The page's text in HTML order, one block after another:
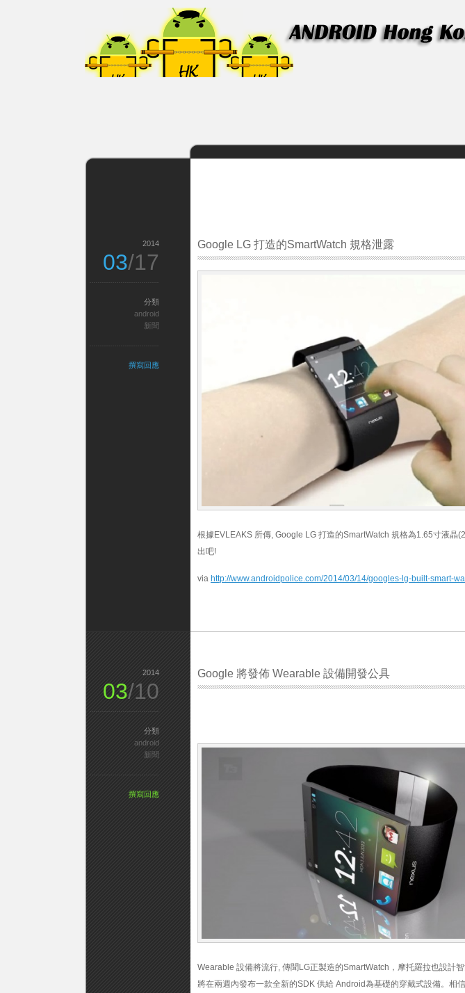
Google LG 打造的SmartWatch 規格泄露
根據EVLEAKS 所傳, Google LG 打造的SmartWatch 規格為1.65寸液晶(
出吧!
via http://www.androidpolice.com/2014/03/14/googles-lg-built-smart-
2014
03/17
分類
android
新聞
撰寫回應
Google 將發佈 Wearable 設備開發公具
Wearable 設備將流行, 傳聞LG正製造的SmartWatch，摩托羅拉也設計
將在兩週內發布一款全新的SDK 供給 Android為基礎的穿戴式設備。相
2014
03/10
分類
android
新聞
撰寫回應